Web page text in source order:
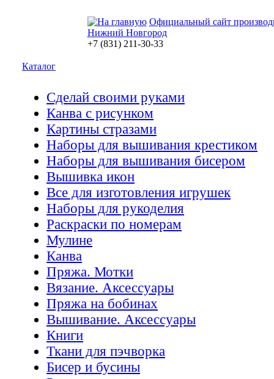
Официальный сайт
Нижний Новгород
+7 (831) 211-30-33
Каталог
Сделай своими руками
Канва с рисунком
Картины стразами
Наборы для вышивания крестиком
Наборы для вышивания бисером
Вышивка икон
Все для изготовления игрушек
Наборы для рукоделия
Раскраски по номерам
Мулине
Канва
Пряжа. Мотки
Вязание. Аксессуары
Пряжа на бобинах
Вышивание. Аксессуары
Книги
Ткани для пэчворка
Бисер и бусины